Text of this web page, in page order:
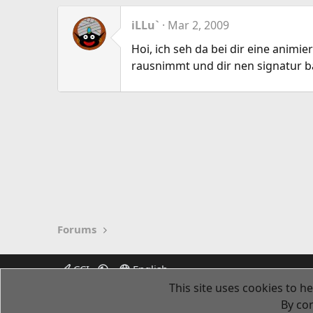
iLLu`
Mar 2, 2009
Hoi, ich seh da bei dir eine
rausnimmt und dir nen signatur
Forums
CCI English
This site uses cookies to
By